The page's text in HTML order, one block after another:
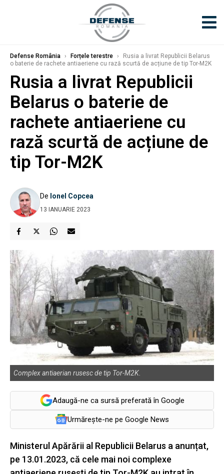
Defense România › Forțele terestre ›
Rusia a livrat Republicii Belarus
o baterie de rachete antiaeriene cu rază scurtă de acțiune de tip Tor-M2K
Rusia a livrat Republicii
Belarus o baterie de
rachete antiaeriene cu
rază scurtă de acțiune de
tip Tor-M2K
De Ionel Copcea
13 IANUARIE 2023
Complex antiaerian rusesc de tip Tor-M2K.
Adaugă-ne ca sursă preferată în Google
Urmărește-ne pe Google News
Ministerul Apărării al Republicii Belarus a anunțat,
pe 13.01.2023, că cele mai noi complexe